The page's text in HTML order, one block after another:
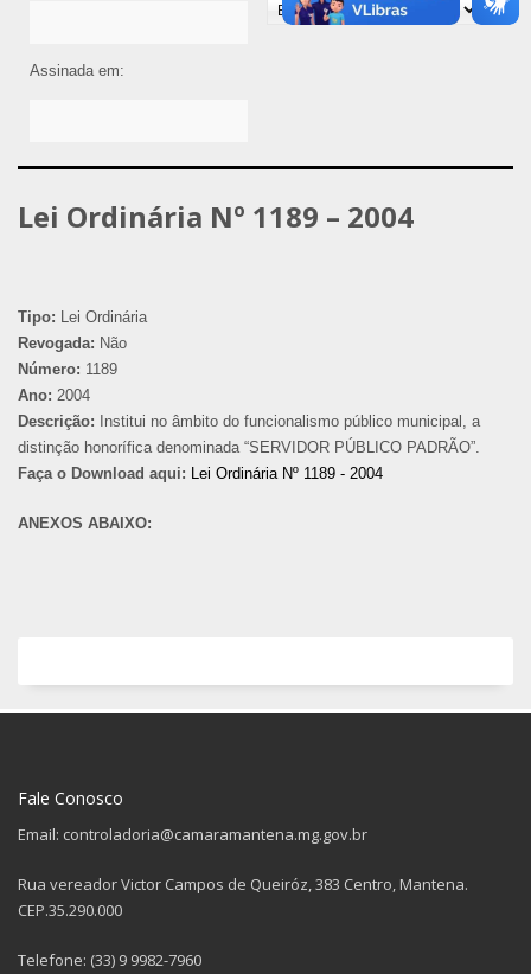
Assinada em:
Lei Ordinária Nº 1189 – 2004
Tipo: Lei Ordinária
Revogada: Não
Número: 1189
Ano: 2004
Descrição: Institui no âmbito do funcionalismo público municipal, a
distinção honorífica denominada “SERVIDOR PÚBLICO PADRÃO”.
Faça o Download aqui: Lei Ordinária Nº 1189 - 2004
ANEXOS ABAIXO:
Fale Conosco
Email: controladoria@camaramantena.mg.gov.br
Rua vereador Victor Campos de Queiróz, 383 Centro, Mantena.
CEP.35.290.000
Telefone: (33) 9 9982-7960